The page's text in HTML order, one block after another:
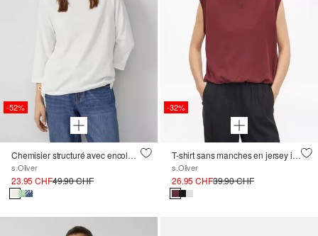
-52%
Chemisier structuré avec encolure en U
s.Oliver
23.95 CHF49.90 CHF
-32%
T-shirt sans manches en jersey interlock avec ourlet ballon
s.Oliver
26.95 CHF39.90 CHF